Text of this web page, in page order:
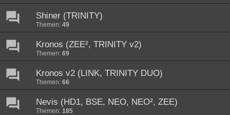
Shiner (TRINITY)
Themen: 49
Kronos (ZEE², TRINITY v2)
Themen: 69
Kronos v2 (LINK, TRINITY DUO)
Themen: 66
Nevis (HD1, BSE, NEO, NEO², ZEE)
Themen: 185